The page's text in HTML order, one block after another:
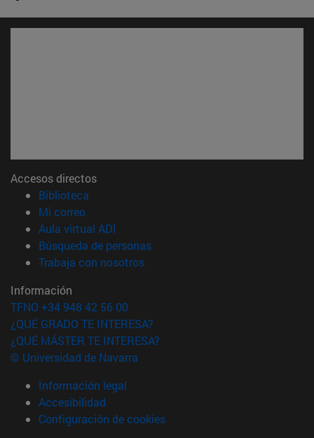
Accesos directos
Biblioteca
Mi correo(abre en nueva ventana)
Aula virtual ADI
Búsqueda de personas(abre en nueva ventana)
Trabaja con nosotros(abre en nueva ventana)
Información
TFNO +34 948 42 56 00
¿QUÉ GRADO TE INTERESA?
¿QUÉ MÁSTER TE INTERESA?
© Universidad de Navarra
Información legal
Accesibilidad
Configuración de cookies